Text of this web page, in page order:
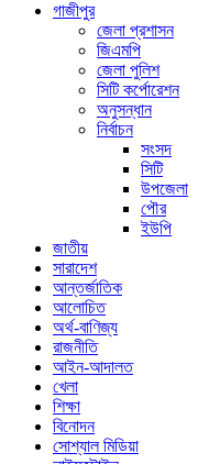
গাজীপুর
জেলা প্রশাসন
জিএমপি
জেলা পুলিশ
সিটি কর্পোরেশন
অনুসন্ধান
নির্বাচন
সংসদ
সিটি
উপজেলা
পৌর
ইউপি
জাতীয়
সারাদেশ
আন্তর্জাতিক
আলোচিত
অর্থ-বাণিজ্য
রাজনীতি
আইন-আদালত
খেলা
শিক্ষা
বিনোদন
সোশ্যাল মিডিয়া